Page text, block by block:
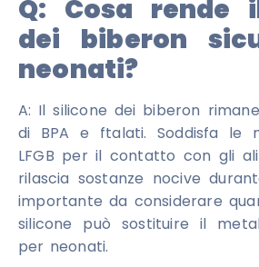
Q: Cosa rende
dei biberon
neonati?
A: Il silicone dei biberon
di BPA e ftalati. Soddisfa le
LFGB per il contatto con gli
rilascia sostanze nocive
importante da considerare
silicone può sostituire il
per neonati.